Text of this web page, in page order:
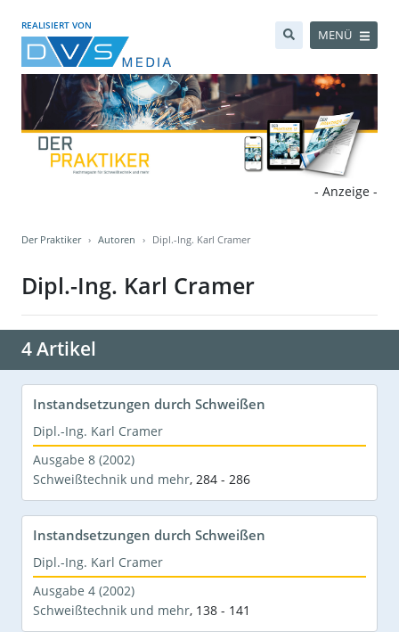
REALISIERT VON
MENÜ
- Anzeige -
Der Praktiker Autoren Dipl.-Ing. Karl Cramer
Dipl.-Ing. Karl Cramer
4 Artikel
Instandsetzungen durch Schweißen
Dipl.-Ing. Karl Cramer
Ausgabe 8 (2002)
Schweißtechnik und mehr, 284 - 286
Instandsetzungen durch Schweißen
Dipl.-Ing. Karl Cramer
Ausgabe 4 (2002)
Schweißtechnik und mehr, 138 - 141